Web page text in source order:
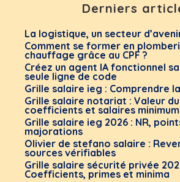
Derniers
La logistique, un secteur
Comment se former en
chauffage grâce au CPF ?
Créez un agent IA fonctionnel
seule ligne de code
Grille salaire ieg : Comprendre
Grille salaire notariat : Valeur
coefficients et salaires
Grille salaire ieg 2026 : NR,
majorations
Olivier de stefano salaire :
sources vérifiables
Grille salaire sécurité privée
Coefficients, primes et minima